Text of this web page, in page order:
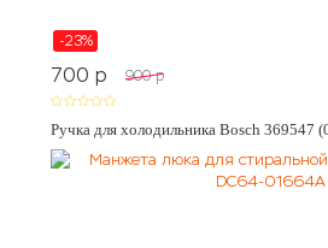
-23%
700 p 900 p
Ручка для холодильника Bosch 369547